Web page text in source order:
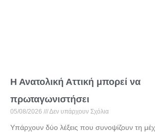
Η Ανατολική Αττική μπορεί να
πρωταγωνιστήσει
05/08/2026 Δεν υπάρχουν Σχόλια
Υπάρχουν δύο λέξεις που συνοψίζουν τη